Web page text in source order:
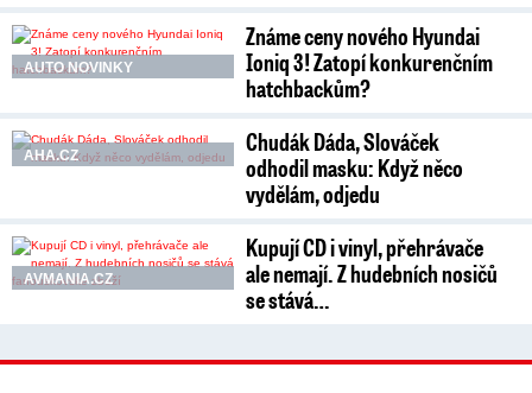
AUTO NOVINKY
Známe ceny nového Hyundai
Ioniq 3! Zatopí konkurenčním
hatchbackům?
AHA.CZ
Chudák Dáda, Slováček
odhodil masku: Když něco
vydělám, odjedu
AVMANIA.CZ
Kupují CD i vinyl, přehrávače
ale nemají. Z hudebních nosičů
se stává…